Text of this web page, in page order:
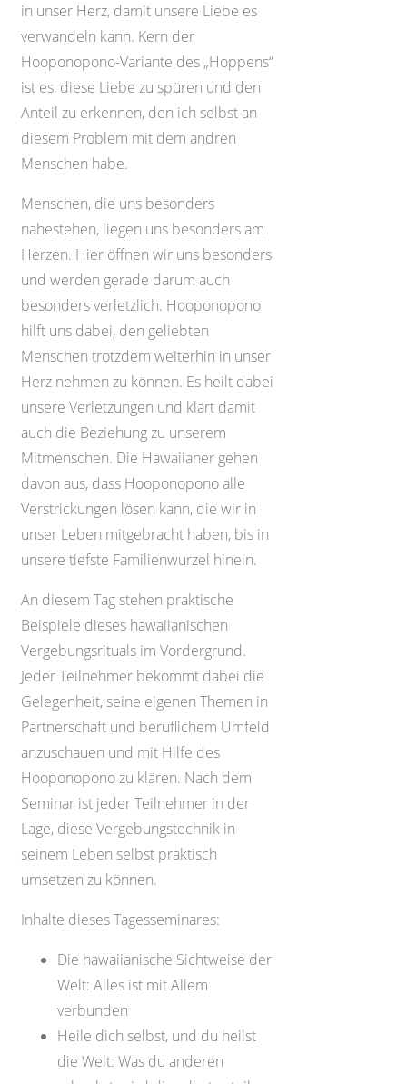
in unser Herz, damit unsere Liebe es
verwandeln kann. Kern der
Hooponopono-Variante des „Hoppens“
ist es, diese Liebe zu spüren und den
Anteil zu erkennen, den ich selbst an
diesem Problem mit dem andren
Menschen habe.
Menschen, die uns besonders
nahestehen, liegen uns besonders am
Herzen. Hier öffnen wir uns besonders
und werden gerade darum auch
besonders verletzlich. Hooponopono
hilft uns dabei, den geliebten
Menschen trotzdem weiterhin in unser
Herz nehmen zu können. Es heilt dabei
unsere Verletzungen und klärt damit
auch die Beziehung zu unserem
Mitmenschen. Die Hawaiianer gehen
davon aus, dass Hooponopono alle
Verstrickungen lösen kann, die wir in
unser Leben mitgebracht haben, bis in
unsere tiefste Familienwurzel hinein.
An diesem Tag stehen praktische
Beispiele dieses hawaiianischen
Vergebungsrituals im Vordergrund.
Jeder Teilnehmer bekommt dabei die
Gelegenheit, seine eigenen Themen in
Partnerschaft und beruflichem Umfeld
anzuschauen und mit Hilfe des
Hooponopono zu klären. Nach dem
Seminar ist jeder Teilnehmer in der
Lage, diese Vergebungstechnik in
seinem Leben selbst praktisch
umsetzen zu können.
Inhalte dieses Tagesseminares:
Die hawaiianische Sichtweise der
Welt: Alles ist mit Allem
verbunden
Heile dich selbst, und du heilst
die Welt: Was du anderen